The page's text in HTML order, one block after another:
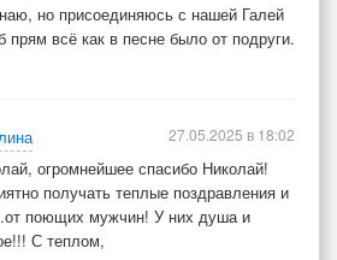
но присоединяюсь с нашей Галей
прям всё как в песне было от подруги.
огромнейшее спасибо Николай!
получать теплые поздравления и
поющих мужчин! У них душа и
С теплом,
27.05.2025 в 18:02